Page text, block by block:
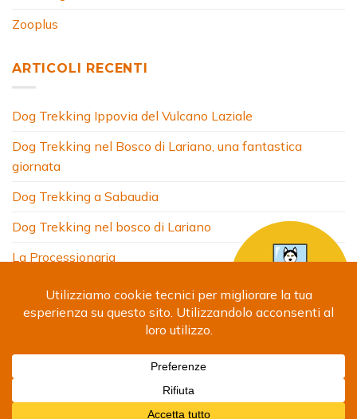
Zooplus
ARTICOLI RECENTI
Dog Trekking Ippovia del Vulcano Laziale
Dog Trekking nel Bosco di Lariano, una fantastica
giornata
Dog Trekking a Sabaudia
Dog Trekking nel bosco di Lariano
La Processionaria
COSA FACCIO
SITI AMICI
CONTATTI
Copyright 2024 © Debora Segna. Designed by
Giammatteo-Privacy Policy